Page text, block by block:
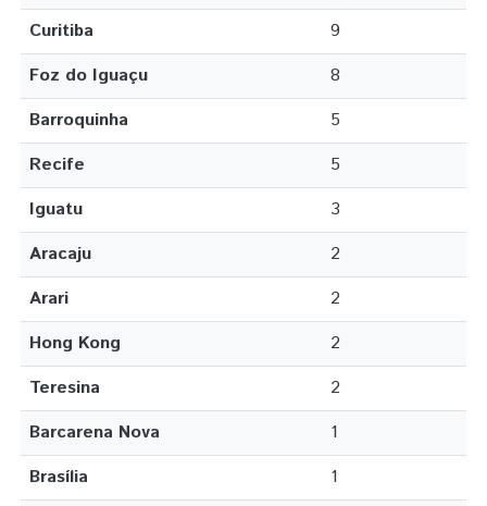
Curitiba
9
Foz do Iguaçu
8
Barroquinha
5
Recife
5
Iguatu
3
Aracaju
2
Arari
2
Hong Kong
2
Teresina
2
Barcarena Nova
1
Brasília
1